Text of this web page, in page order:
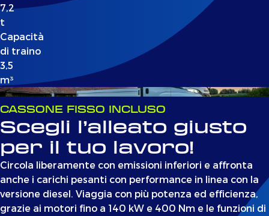
7,2
t
Capacità
di traino
3,5
m³
CASSONE FISSO INCLUSO
Scegli l’alleato giusto
per il tuo lavoro!
Circola liberamente con emissioni inferiori e affronta
anche i carichi pesanti con performance in linea con la
versione diesel. Viaggia con più potenza ed efficienza,
grazie ai motori fino a 140 kW e 400 Nm e le funzioni di